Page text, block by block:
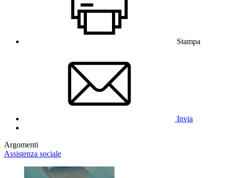
Stampa
Invia
Argomenti
Assistenza sociale